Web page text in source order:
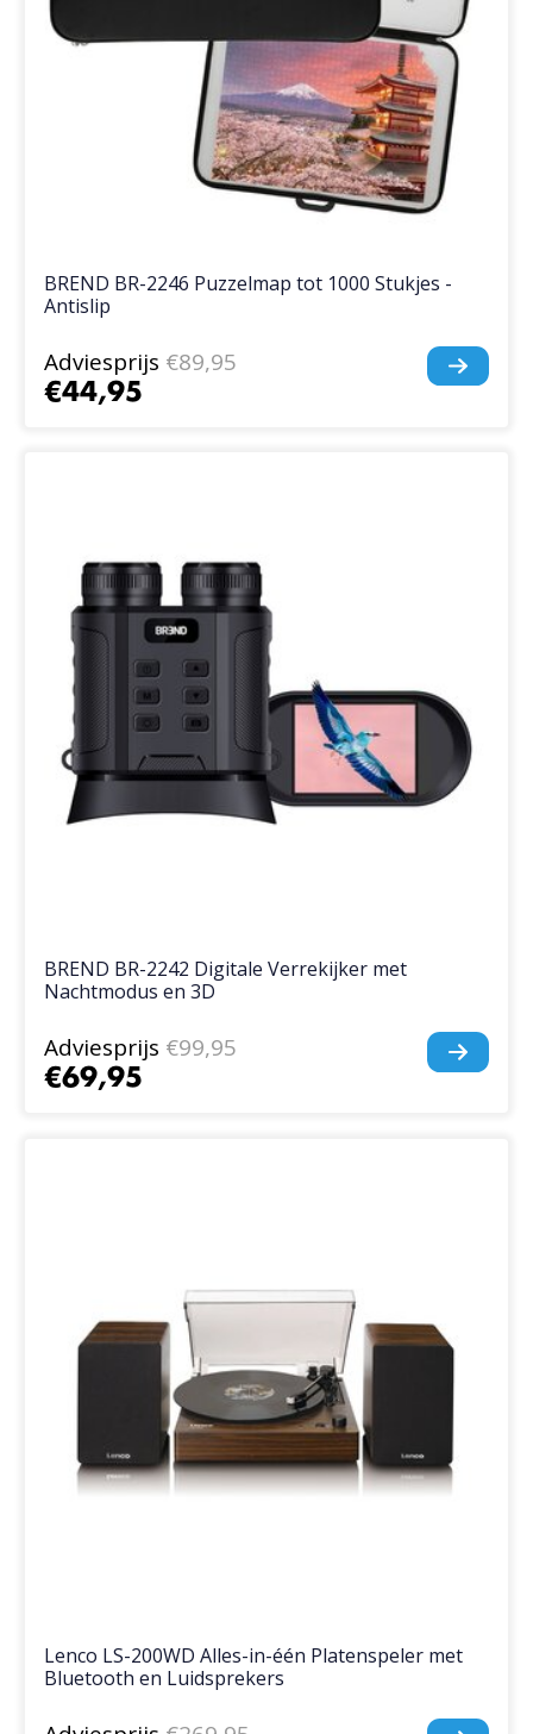
BREND BR-2246 Puzzelmap tot 1000 Stukjes -
Antislip
Adviesprijs €89,95
€44,95
BREND BR-2242 Digitale Verrekijker met
Nachtmodus en 3D
Adviesprijs €99,95
€69,95
Lenco LS-200WD Alles-in-één Platenspeler met
Bluetooth en Luidsprekers